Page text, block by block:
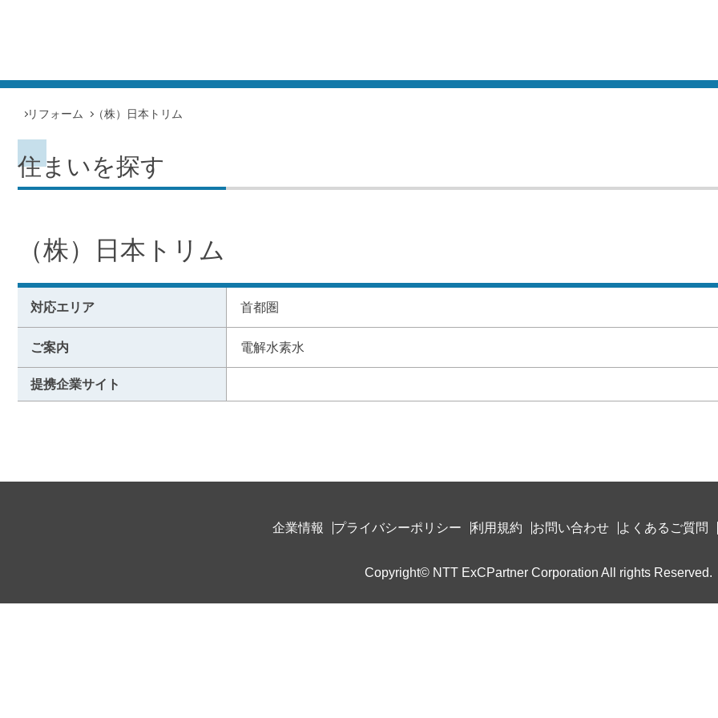
リフォーム （株）日本トリム
住まいを探す
（株）日本トリム
対応エリア 首都圏
ご案内 電解水素水
提携企業サイト
企業情報 プライバシーポリシー 利用規約 お問い合わせ よくあるご質問
Copyright© NTT ExCPartner Corporation All rights Reserved.